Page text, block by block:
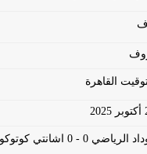
القاهرة
0 - 0 اشانتي كوتوكو